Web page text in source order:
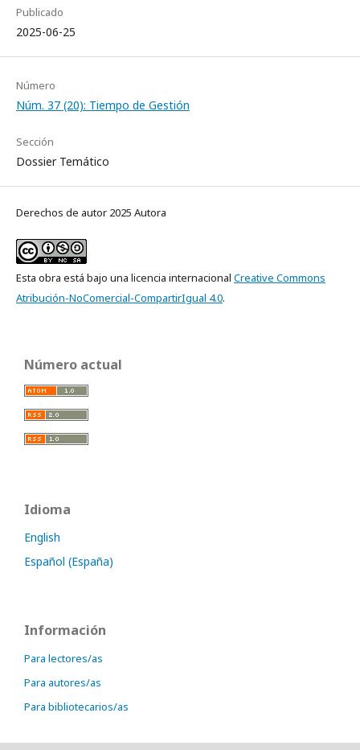
Publicado
2025-06-25
Número
Núm. 37 (20): Tiempo de Gestión
Sección
Dossier Temático
Derechos de autor 2025 Autora
Esta obra está bajo una licencia internacional Creative Commons
Atribución-NoComercial-CompartirIgual 4.0.
Número actual
Idioma
English
Español (España)
Información
Para lectores/as
Para autores/as
Para bibliotecarios/as